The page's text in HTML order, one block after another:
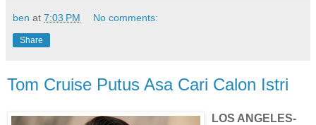
ben at 7:03 PM No comments:
Share
Tom Cruise Putus Asa Cari Calon Istri
LOS ANGELES-